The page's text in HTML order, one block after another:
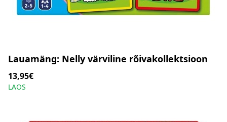
Lauamäng: Nelly värviline rõivakollektsioon
13,95€
LAOS